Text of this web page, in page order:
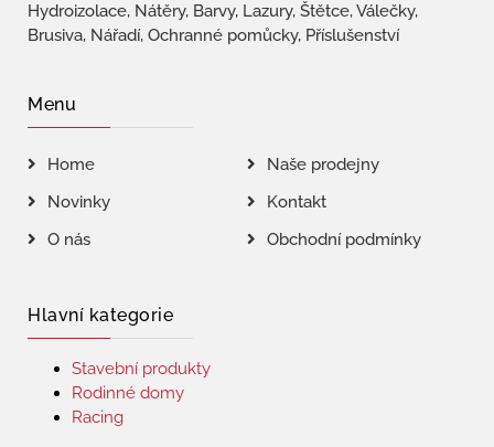
Hydroizolace, Nátěry, Barvy, Lazury, Štětce, Válečky,
Brusiva, Nářadí, Ochranné pomůcky, Příslušenství
Menu
Home
Naše prodejny
Novinky
Kontakt
O nás
Obchodní podmínky
Hlavní kategorie
Stavební produkty
Rodinné domy
Racing